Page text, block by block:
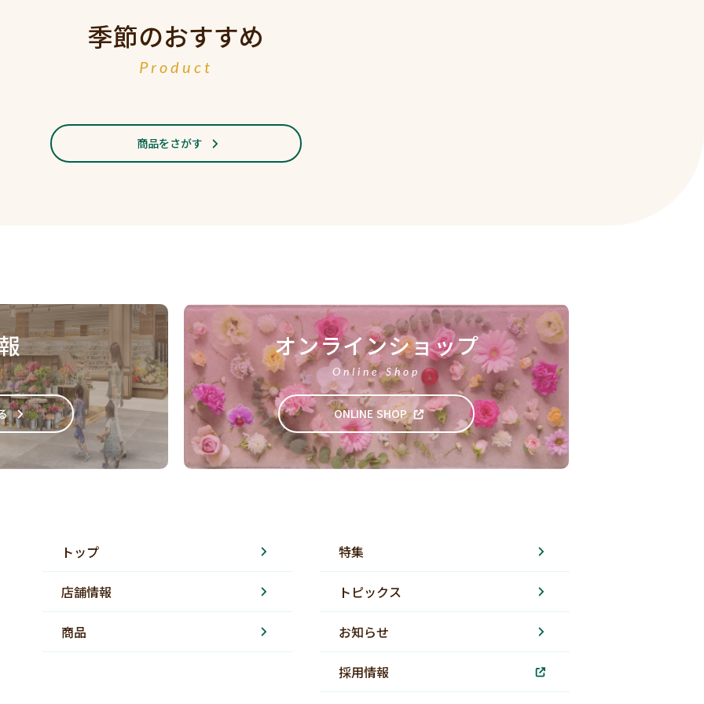
季節のおすすめ
Product
商品をさがす
オンラインショップ
Online Shop
ONLINE SHOP
トップ
店舗情報
商品
特集
トピックス
お知らせ
採用情報